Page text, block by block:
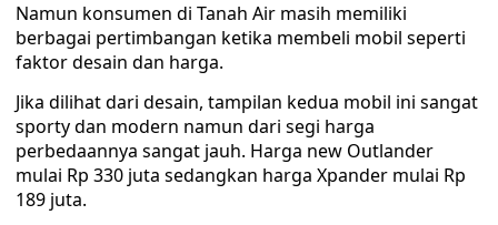
Namun konsumen di Tanah Air masih memiliki
berbagai pertimbangan ketika membeli mobil seperti
faktor desain dan harga.
Jika dilihat dari desain, tampilan kedua mobil ini sangat
sporty dan modern namun dari segi harga
perbedaannya sangat jauh. Harga new Outlander
mulai Rp 330 juta sedangkan harga Xpander mulai Rp
189 juta.